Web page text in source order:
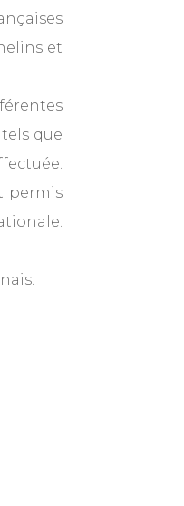
et
que
permis